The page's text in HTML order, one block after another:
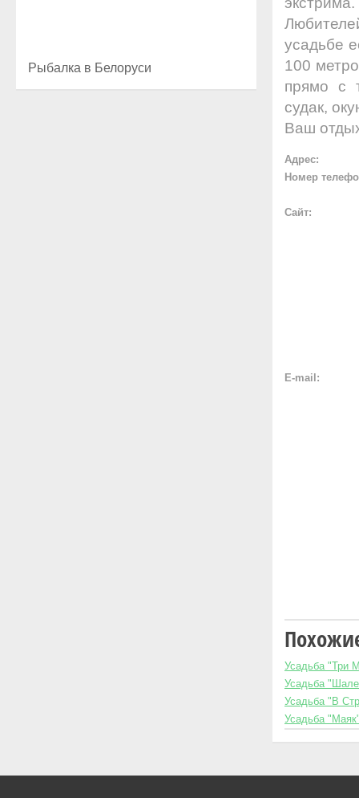
усадьбе
100
прямо с
судак,
Ваш
Адрес:
Номер
Сайт:
E-mail:
Усадьба "Три
Усадьба
Усадьба "В
Усадьба
Рыбалка в Белоруси